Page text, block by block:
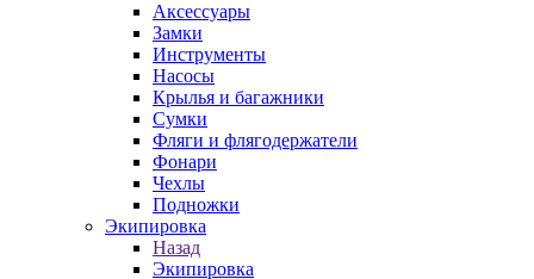
Аксессуары
Замки
Инструменты
Насосы
Крылья и багажники
Сумки
Фляги и флягодержатели
Фонари
Чехлы
Подножки
Экипировка
Назад
Экипировка